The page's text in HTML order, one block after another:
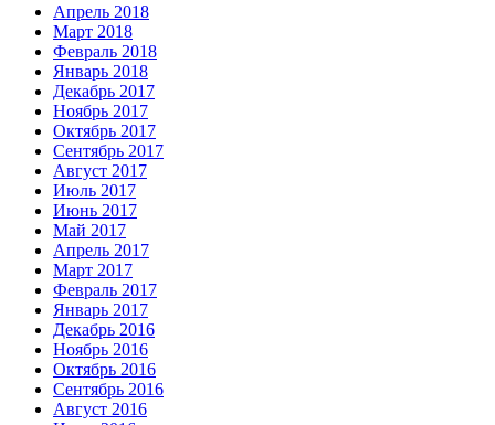
Апрель 2018
Март 2018
Февраль 2018
Январь 2018
Декабрь 2017
Ноябрь 2017
Октябрь 2017
Сентябрь 2017
Август 2017
Июль 2017
Июнь 2017
Май 2017
Апрель 2017
Март 2017
Февраль 2017
Январь 2017
Декабрь 2016
Ноябрь 2016
Октябрь 2016
Сентябрь 2016
Август 2016